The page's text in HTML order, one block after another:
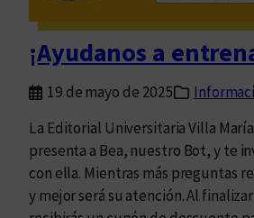
i
n
n
t
e
d
e
l
¡Ayudanos a
19 de mayo de 2025
La Editorial Universitaria Villa
presenta a Bea, nuestro Bot, y te
con ella. Mientras más preguntas
y mejor será su atención. Al